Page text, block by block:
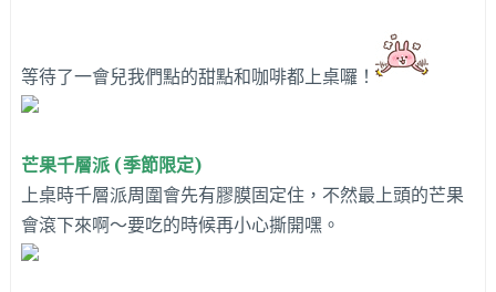
等待了一會兒我們點的甜點和咖啡都上桌囉！
芒果千層派 (季節限定)
上桌時千層派周圍會先有膠膜固定住，不然最上頭的芒果
會滾下來啊～要吃的時候再小心撕開嘿。